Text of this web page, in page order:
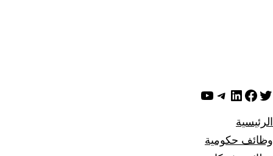
تويترفيسبوك
لينكد إن تيليجرام
يوتيوب
الرئيسية
وظائف حكومية